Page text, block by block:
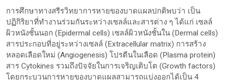
การศึกษาทางสรีรวิทยาการหายของบาดแผลปกติพบว่า เป็น
ปฏิกิริยาที่ทำงานร่วมกันระหว่างเซลล์และสารต่าง ๆ ได้แก่ เซลล์
ผิวหนังชั้นนอก (Epidermal cells) เซลล์ผิวหนังชั้นใน (Dermal cells)
สารประกอบที่อยู่ระหว่างเซลล์ (Extracellular matrix) การสร้าง
หลอดเลือดใหม่ (Angiogenesis) โปรตีนในเลือด (Plasma protein)
สาร Cytokines รวมถึงปัจจัยในการเจริญเติบโต (Growth factors)
โดยกระบวนการหายของบาดแผลสามารถแบ่งออกได้เป็น 4